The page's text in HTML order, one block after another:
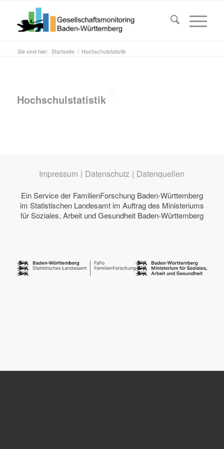
Sie sind hier: Startseite / Hochschulstatistik
Hochschulstatistik
Impressum | Datenschutz | Datenquellen
Ein Service der FamilienForschung Baden-Württemberg
im Statistischen Landesamt im Auftrag des Ministeriums
für Soziales, Arbeit und Gesundheit Baden-Württemberg